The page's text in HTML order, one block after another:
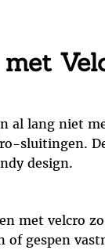
met
al lang niet
sluitingen.
design.
met velcro
of gespen